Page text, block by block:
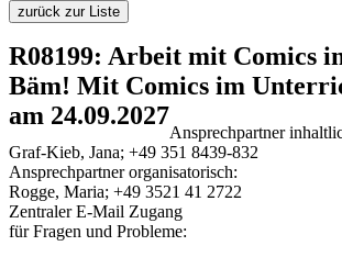
zurück zur Liste
R08199: Arbeit mit Comics
Bäm! Mit Comics im
am 24.09.2027
Ansprechpartner
Graf-Kieb, Jana; +49 351 8439-832
Ansprechpartner organisatorisch:
Rogge, Maria; +49 3521 41 2722
Zentraler E-Mail Zugang
für Fragen und Probleme: